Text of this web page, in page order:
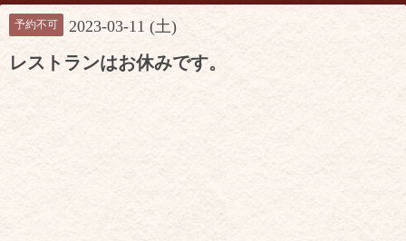
予約不可 2023-03-11 (土)
レストランはお休みです。